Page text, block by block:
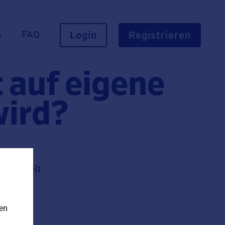
FAQ Login Registrieren
auf eigene
handelt